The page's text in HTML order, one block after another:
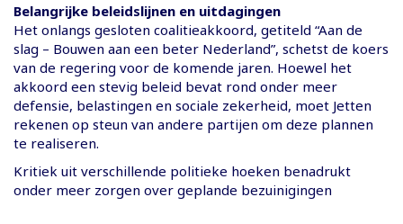
Belangrijke beleidslijnen en uitdagingen
Het onlangs gesloten coalitieakkoord, getiteld “Aan de
slag – Bouwen aan een beter Nederland”, schetst de koers
van de regering voor de komende jaren. Hoewel het
akkoord een stevig beleid bevat rond onder meer
defensie, belastingen en sociale zekerheid, moet Jetten
rekenen op steun van andere partijen om deze plannen
te realiseren.
Kritiek uit verschillende politieke hoeken benadrukt
onder meer zorgen over geplande bezuinigingen